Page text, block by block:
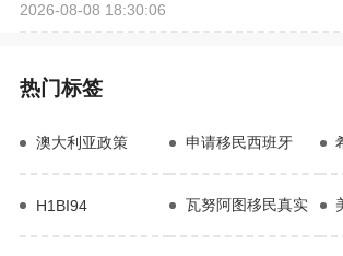
2026-08-08 18:30:06
热门标签
澳大利亚政策 申请移民西班牙
H1BI94 瓦努阿图移民真实